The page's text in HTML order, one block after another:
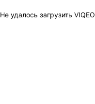
Не удалось загрузить VIQEO